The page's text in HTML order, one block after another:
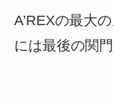
A’REXの最大
には最後の関